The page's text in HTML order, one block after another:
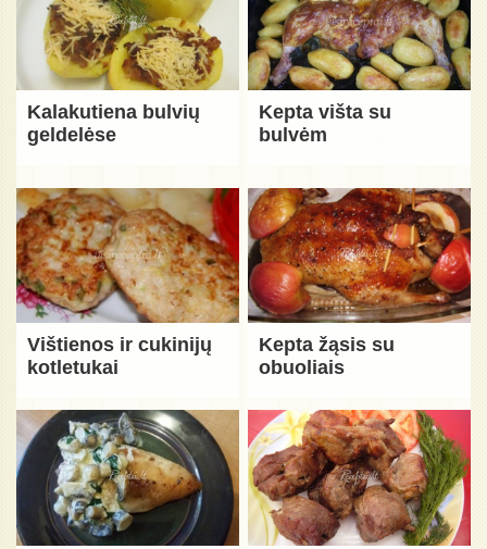
Kalakutiena bulvių
geldelėse
Kepta višta su
bulvėm
Vištienos ir cukinijų
kotletukai
Kepta žąsis su
obuoliais